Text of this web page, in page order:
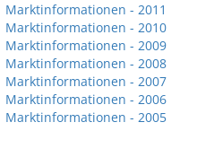
Marktinformationen - 2011
Marktinformationen - 2010
Marktinformationen - 2009
Marktinformationen - 2008
Marktinformationen - 2007
Marktinformationen - 2006
Marktinformationen - 2005